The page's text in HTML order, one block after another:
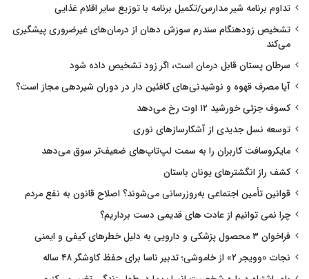
تداوم برنامه شیر مدارس/تکمیل برنامه با توزیع سایر اقلام غذایی
تشخیص زودهنگام سندرم سوزش دهان از درمان‌های غیرضروری پیشگیری
می‌کند
سرطان پستان قابل درمان است، اگر زود تشخیص داده شود
آیا مصرف قهوه و نوشیدنی‌های کافئین دار در دوران شیردهی مجاز است؟
کسوف جزئی خورشید ۱۲ اوت رخ می‌دهد
توسعه نسل جدیدی از آشکارسازهای نوری
مایکروسافت کاربران را به سمت لپ‌تاپ‌های ضعیف‌تر سوق می‌دهد
کشف راز انگشترهای یونان باستان
قوانین تأمین اجتماعی به‌روزرسانی می‌شوند؟ اصلاح قانون به نفع مردم
چرا نمی توانیم از عادت های قدیمی دست برداریم؟
فراخوان ۳ محصول پزشکی و دارویی به دلیل خطرهای کیفی و ایمنی
نجات «وویجر ۲» از خاموشی؛ تدبیر ناسا برای حفظ کاوشگر ۴۸ ساله